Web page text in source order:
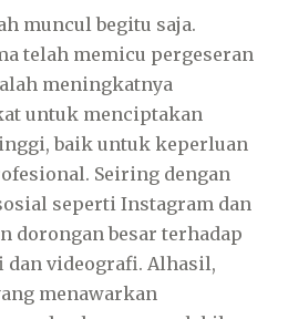
muncul begitu saja.
telah memicu pergeseran
meningkatnya
untuk menciptakan
baik untuk keperluan
Seiring dengan
seperti Instagram dan
dorongan besar terhadap
videografi. Alhasil,
menawarkan